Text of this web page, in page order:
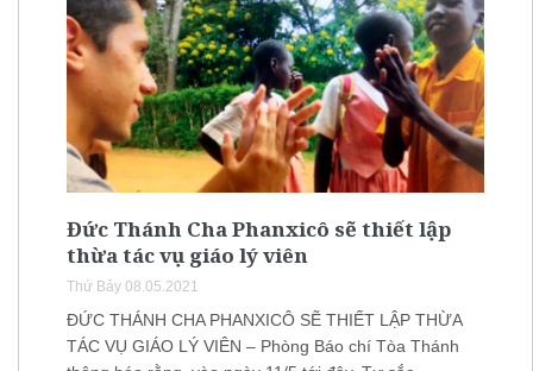
Đức Thánh Cha Phanxicô sẽ thiết lập
thừa tác vụ giáo lý viên
Thứ Bảy 08.05.2021
ĐỨC THÁNH CHA PHANXICÔ SẼ THIẾT LẬP THỪA
TÁC VỤ GIÁO LÝ VIÊN – Phòng Báo chí Tòa Thánh